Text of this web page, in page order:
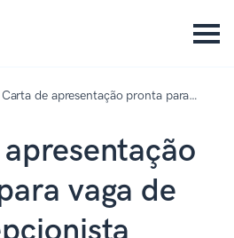
Carta de apresentação pronta para
vaga de